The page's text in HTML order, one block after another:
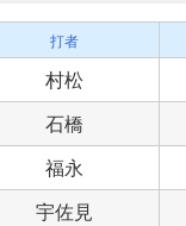
打者
村松
石橋
福永
宇佐見